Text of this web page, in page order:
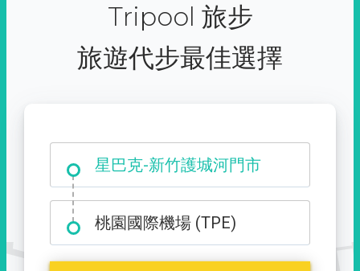
Tripool 旅步
旅遊代步最佳選擇
星巴克-新竹護城河門市
大霸尖山登山口
桃園國際機場 (TPE)